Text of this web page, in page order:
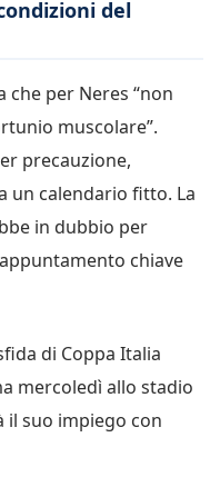
del
per Neres “non
muscolare”.
precauzione,
un calendario fitto. La
in dubbio per
chiave
di Coppa Italia
mercoledì allo stadio
il suo impiego con